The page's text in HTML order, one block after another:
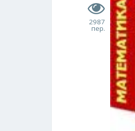
2987
пер.